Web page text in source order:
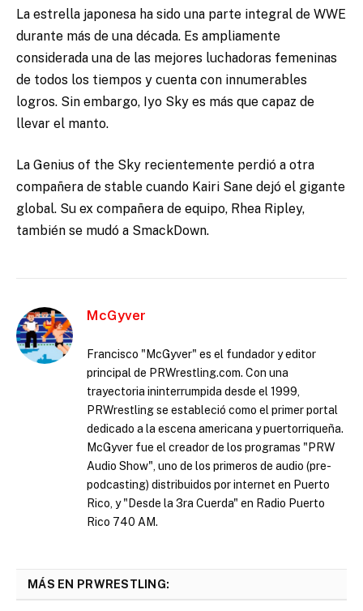
La estrella japonesa ha sido una parte integral de WWE
durante más de una década. Es ampliamente
considerada una de las mejores luchadoras femeninas
de todos los tiempos y cuenta con innumerables
logros. Sin embargo, Iyo Sky es más que capaz de
llevar el manto.
La Genius of the Sky recientemente perdió a otra
compañera de stable cuando Kairi Sane dejó el gigante
global. Su ex compañera de equipo, Rhea Ripley,
también se mudó a SmackDown.
McGyver
Francisco "McGyver" es el fundador y editor
principal de PRWrestling.com. Con una
trayectoria ininterrumpida desde el 1999,
PRWrestling se estableció como el primer portal
dedicado a la escena americana y puertorriqueña.
McGyver fue el creador de los programas "PRW
Audio Show", uno de los primeros de audio (pre-
podcasting) distribuidos por internet en Puerto
Rico, y "Desde la 3ra Cuerda" en Radio Puerto
Rico 740 AM.
MÁS EN PRWRESTLING: